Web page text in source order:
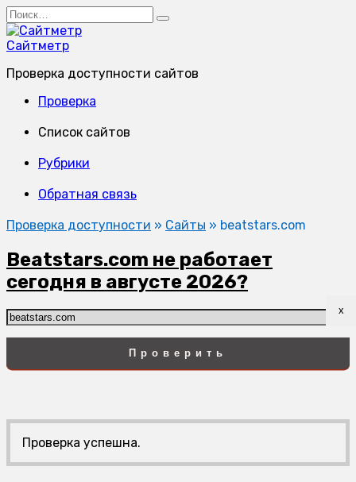
Перейти
к
содержанию
Search
for:
Сайтметр
Проверка доступности сайтов
Проверка
Список сайтов
Рубрики
Обратная связь
Проверка доступности » Сайты » beatstars.com
Beatstars.com не работает
сегодня в августе 2026?
x
Проверить
Проверка успешна.